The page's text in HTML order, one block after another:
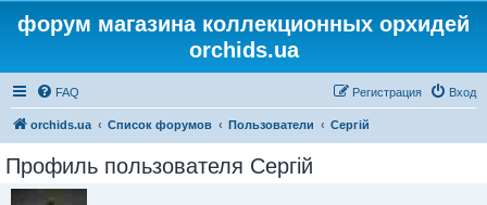
форум магазина коллекционных орхидей
orchids.ua
FAQ Вход
Регистрация
orchids.ua Список форумов Пользователи Сергій
Профиль пользователя Сергій